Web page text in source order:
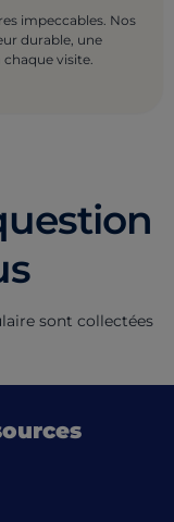
impeccables. Nos
durable, une
visite.
sont collectées